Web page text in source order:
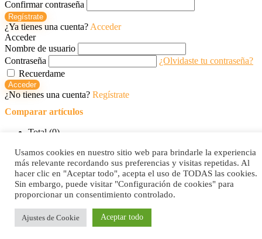
0 0
0 0
Usamos cookies en nuestro sitio web para brindarle la experiencia
más relevante recordando sus preferencias y visitas repetidas. Al
hacer clic en "Aceptar todo", acepta el uso de TODAS las cookies.
Sin embargo, puede visitar "Configuración de cookies" para
proporcionar un consentimiento controlado.
Ajustes de Cookie Aceptar todo
Confirmar contraseña
Regístrate
¿Ya tienes una cuenta? Acceder
Acceder
Nombre de usuario
Contraseña
¿Olvidaste tu contraseña?
Recuerdame
Acceder
¿No tienes una cuenta? Regístrate
Comparar artículos
Total (0)
Comparar